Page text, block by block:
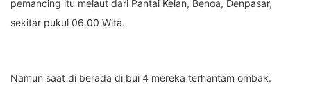
pemancing itu melaut dari Pantai Kelan, Benoa, Denpasar,
sekitar pukul 06.00 Wita.
Namun saat di berada di bui 4 mereka terhantam ombak.